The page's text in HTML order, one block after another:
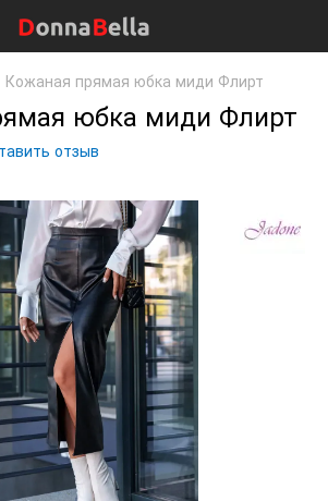
Кожаная прямая юбка миди Флирт
юбка миди Флирт
отзыв